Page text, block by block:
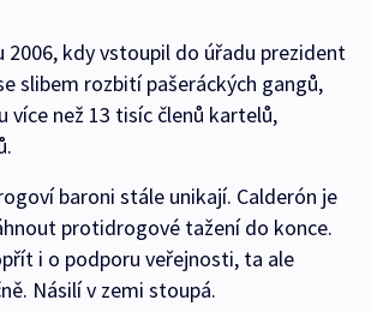
2006, kdy vstoupil do úřadu prezident
slibem rozbití pašeráckých gangů,
více než 13 tisíc členů kartelů,
baroni stále unikají. Calderón je
protidrogové tažení do konce.
i o podporu veřejnosti, ta ale
Násilí v zemi stoupá.